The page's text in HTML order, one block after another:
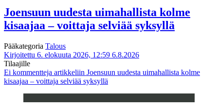
Joensuun uudesta uimahallista kolme
kisaajaa – voittaja selviää syksyllä
Pääkategoria Talous
Kirjoitettu 6. elokuuta 2026, 12:59 6.8.2026
Tilaajille
Ei kommentteja artikkeliin Joensuun uudesta uimahallista kolme
kisaajaa – voittaja selviää syksyllä